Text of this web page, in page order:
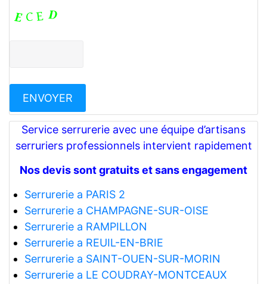
Service serrurerie avec une équipe d’artisans
serruriers professionnels intervient rapidement
Nos devis sont gratuits et sans engagement
Serrurerie a PARIS 2
Serrurerie a CHAMPAGNE-SUR-OISE
Serrurerie a RAMPILLON
Serrurerie a REUIL-EN-BRIE
Serrurerie a SAINT-OUEN-SUR-MORIN
Serrurerie a LE COUDRAY-MONTCEAUX